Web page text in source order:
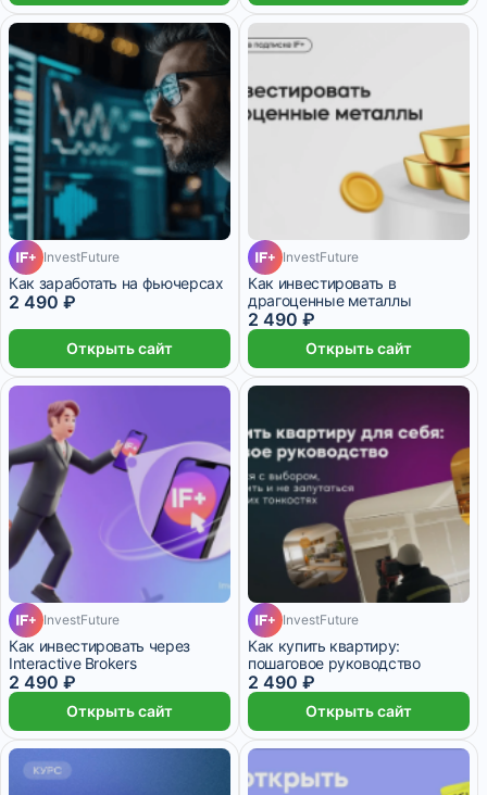
InvestFuture
Как заработать на фьючерсах
2 490 ₽
Открыть сайт
InvestFuture
Как инвестировать в
драгоценные металлы
2 490 ₽
Открыть сайт
InvestFuture
Как инвестировать через
Interactive Brokers
2 490 ₽
Открыть сайт
InvestFuture
Как купить квартиру:
пошаговое руководство
2 490 ₽
Открыть сайт